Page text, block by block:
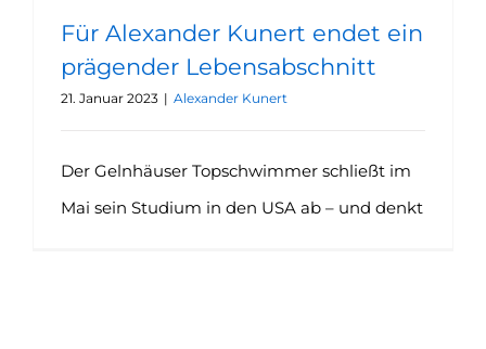
Für Alexander Kunert endet ein
prägender Lebensabschnitt
21. Januar 2023 | Alexander Kunert
Der Gelnhäuser Topschwimmer schließt im
Mai sein Studium in den USA ab – und denkt